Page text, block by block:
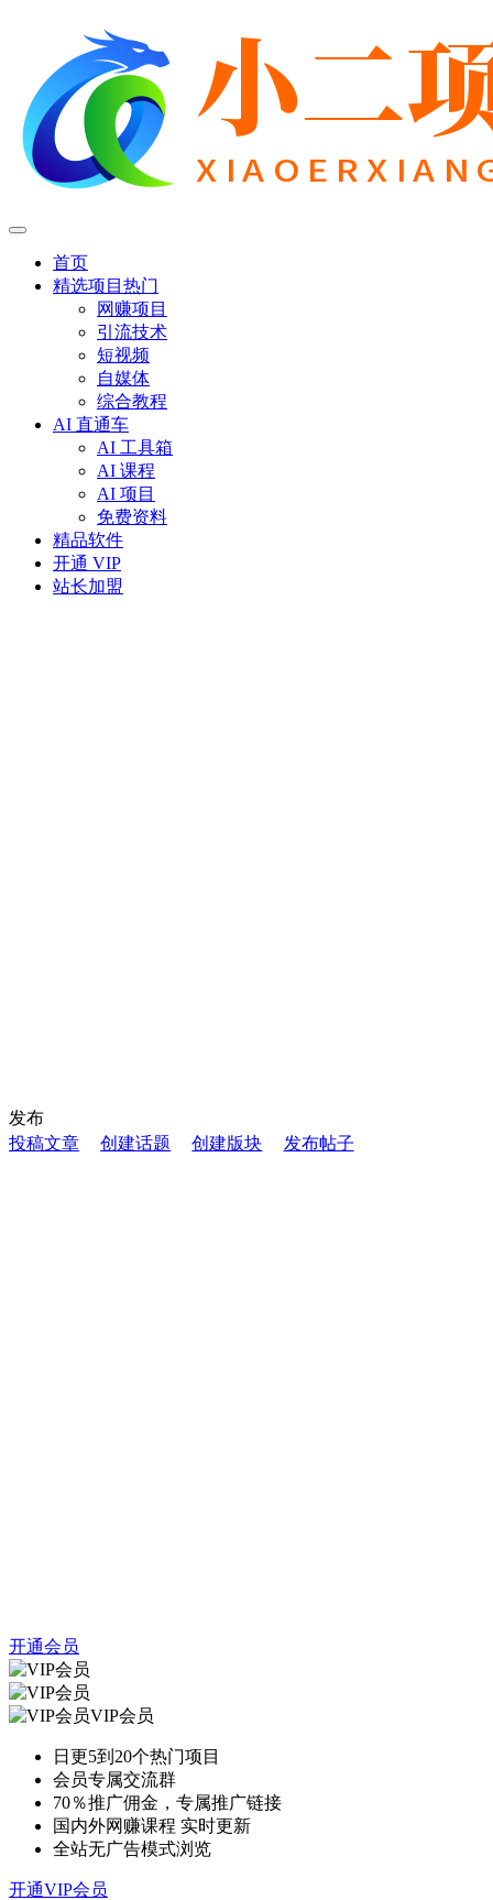
首页
精选项目 热门
网赚项目
引流技术
短视频
自媒体
综合教程
AI 直通车
AI 工具箱
AI 课程
AI 项目
免费资料
精品软件
开通 VIP
站长加盟
发布
投稿文章
创建话题 创建版块 发布帖子
开通会员
VIP会员
日更5到20个热门项目
会员专属交流群
70％推广佣金，专属推广链接
国内外网赚课程 实时更新
全站无广告模式浏览
开通VIP会员